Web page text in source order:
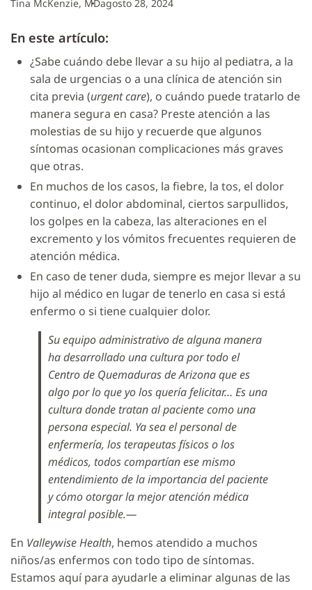
Tina McKenzie, MDagosto 28, 2024
En este artículo:
¿Sabe cuándo debe llevar a su hijo al pediatra, a la
sala de urgencias o a una clínica de atención sin
cita previa (urgent care), o cuándo puede tratarlo de
manera segura en casa? Preste atención a las
molestias de su hijo y recuerde que algunos
síntomas ocasionan complicaciones más graves
que otras.
En muchos de los casos, la fiebre, la tos, el dolor
continuo, el dolor abdominal, ciertos sarpullidos,
los golpes en la cabeza, las alteraciones en el
excremento y los vómitos frecuentes requieren de
atención médica.
En caso de tener duda, siempre es mejor llevar a su
hijo al médico en lugar de tenerlo en casa si está
enfermo o si tiene cualquier dolor.
Su equipo administrativo de alguna manera
ha desarrollado una cultura por todo el
Centro de Quemaduras de Arizona que es
algo por lo que yo los quería felicitar… Es una
cultura donde tratan al paciente como una
persona especial. Ya sea el personal de
enfermería, los terapeutas físicos o los
médicos, todos compartían ese mismo
entendimiento de la importancia del paciente
y cómo otorgar la mejor atención médica
integral posible.—
En Valleywise Health, hemos atendido a muchos
niños/as enfermos con todo tipo de síntomas.
Estamos aquí para ayudarle a eliminar algunas de las